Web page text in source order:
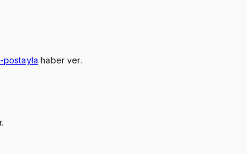
postayla haber ver.